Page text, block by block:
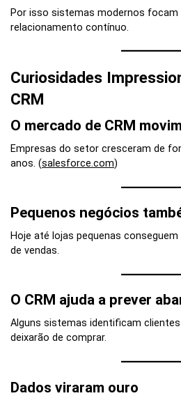
Por isso sistemas modernos
relacionamento contínuo.
Curiosidades
CRM
O mercado de CRM
Empresas do setor cresceram de
anos. (salesforce.com)
Pequenos negócios
Hoje até lojas pequenas
de vendas.
O CRM ajuda a prever
Alguns sistemas identificam
deixarão de comprar.
Dados viraram ouro